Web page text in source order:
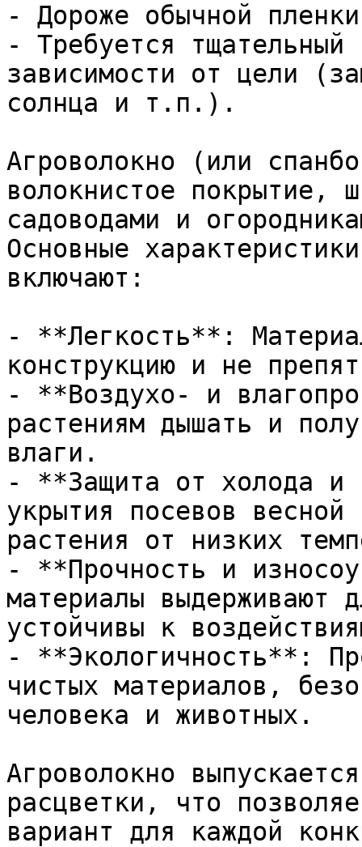
- Дороже обычной
- Требуется
зависимости от цели
солнца и т.п.).
Агроволокно (или
волокнистое покрытие,
садоводами и
Основные
включают:
- **Легкость**:
конструкцию и не
- **Воздухо- и
растениям дышать и
влаги.
- **Защита от холода и
укрытия посевов
растения от низких
- **Прочность и
материалы выдерживают
устойчивы к
- **Экологичность**:
чистых материалов,
человека и животных.
Агроволокно
расцветки, что
вариант для каждой